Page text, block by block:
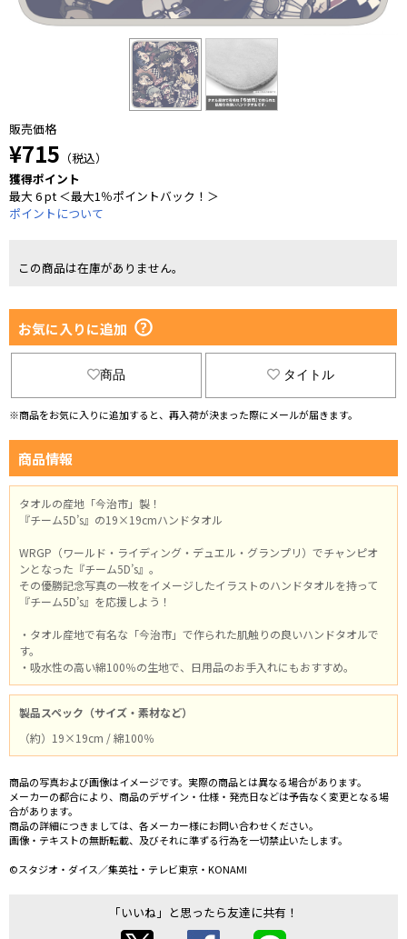
販売価格
¥715 （税込）
獲得ポイント
最大 6 pt ＜最大1％ポイントバック！＞
ポイントについて
この商品は在庫がありません。
お気に入りに追加
商品 タイトル
※商品をお気に入りに追加すると、再入荷が決まった際にメールが届きます。
商品情報
タオルの産地「今治市」製！
『チーム5D’s』の19×19cmハンドタオル
WRGP（ワールド・ライディング・デュエル・グランプリ）でチャンピオ
ンとなった『チーム5D’s』。
その優勝記念写真の一枚をイメージしたイラストのハンドタオルを持って
『チーム5D’s』を応援しよう！
・タオル産地で有名な「今治市」で作られた肌触りの良いハンドタオルで
す。
・吸水性の高い綿100％の生地で、日用品のお手入れにもおすすめ。
製品スペック（サイズ・素材など）
（約）19×19cm / 綿100％
商品の写真および画像はイメージです。実際の商品とは異なる場合があります。
メーカーの都合により、商品のデザイン・仕様・発売日などは予告なく変更となる場
合があります。
商品の詳細につきましては、各メーカー様にお問い合わせください。
画像・テキストの無断転載、及びそれに準ずる行為を一切禁止いたします。
©スタジオ・ダイス／集英社・テレビ東京・KONAMI
「いいね」と思ったら友達に共有！